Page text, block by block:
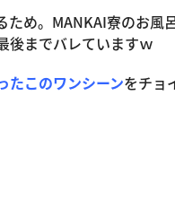
ため。MANKAI寮のお風
後までバレていますｗ
たこのワンシーンをチョ